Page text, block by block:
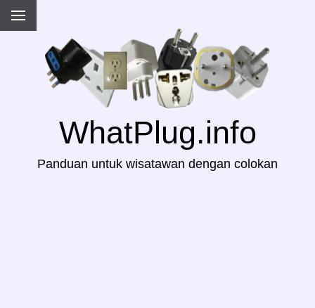
WhatPlug.info
Panduan untuk wisatawan dengan colokan